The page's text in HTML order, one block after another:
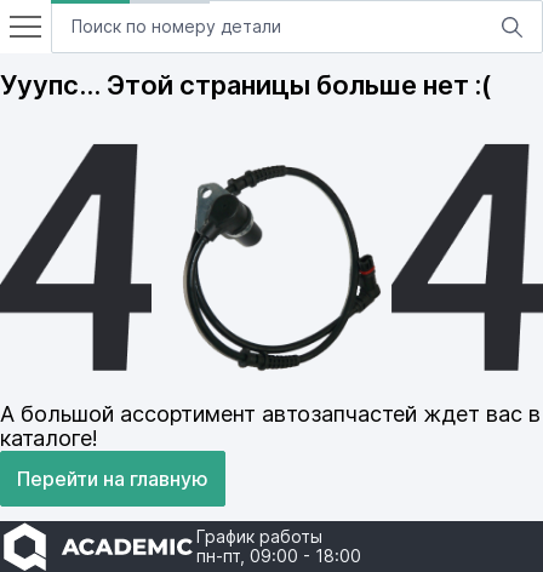
Ууупс… Этой страницы больше нет :(
А большой ассортимент автозапчастей ждет вас в
каталоге!
Перейти на главную
График работы
пн-пт, 09:00 - 18:00